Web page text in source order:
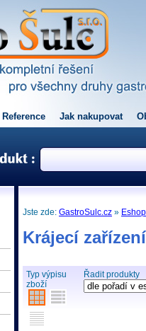
Reference Jak nakupovat
Jste zde:GastroSulc.cz » Eshop
Krájecí
Typ výpisu
zboží
Řadit produkty